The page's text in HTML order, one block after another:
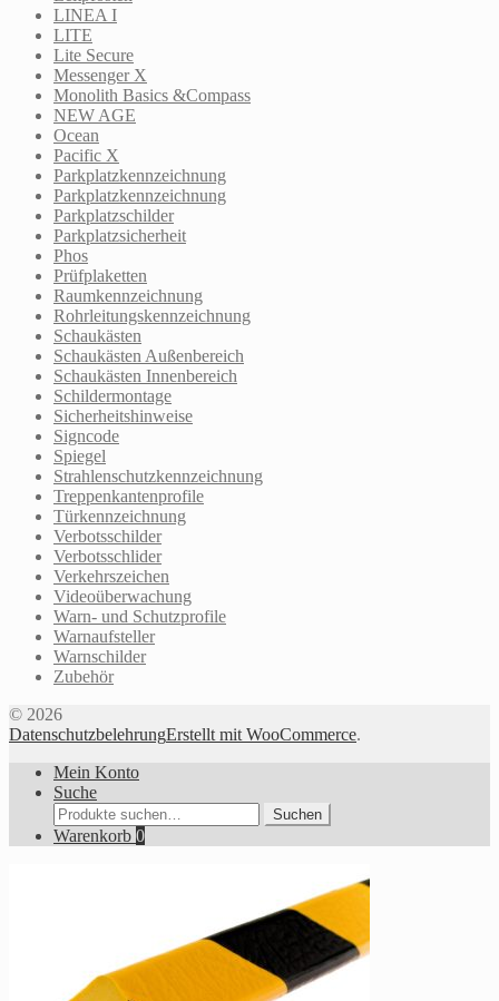
LINEA I
LITE
Lite Secure
Messenger X
Monolith Basics &Compass
NEW AGE
Ocean
Pacific X
Parkplatzkennzeichnung
Parkplatzkennzeichnung
Parkplatzschilder
Parkplatzsicherheit
Phos
Prüfplaketten
Raumkennzeichnung
Rohrleitungskennzeichnung
Schaukästen
Schaukästen Außenbereich
Schaukästen Innenbereich
Schildermontage
Sicherheitshinweise
Signcode
Spiegel
Strahlenschutzkennzeichnung
Treppenkantenprofile
Türkennzeichnung
Verbotsschilder
Verbotsschlider
Verkehrszeichen
Videoüberwachung
Warn- und Schutzprofile
Warnaufsteller
Warnschilder
Zubehör
© 2026
DatenschutzbelehrungErstellt mit WooCommerce.
Mein Konto
Suche
Suche
nach:
Suchen
Warenkorb 0